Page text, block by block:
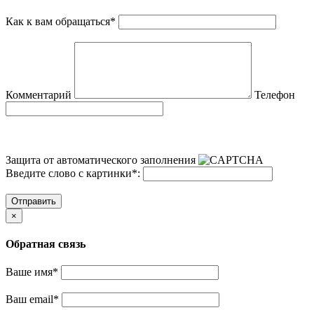
Как к вам обращаться*
Комментарий Телефон
Защита от автоматического заполнения
Введите слово с картинки*:
Отправить
×
Обратная связь
Ваше имя*
Ваш email*